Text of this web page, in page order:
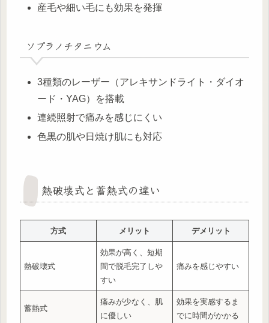
産毛や細い毛にも効果を発揮
ソプラノチタニウム
3種類のレーザー（アレキサンドライト・ダイオ
ード・YAG）を搭載
連続照射で痛みを感じにくい
色黒の肌や日焼け肌にも対応
熱破壊式と蓄熱式の違い
方式 メリット デメリット
熱破壊式
効果が高く、短期
間で脱毛完了しや
すい
痛みを感じやすい
蓄熱式
痛みが少なく、肌
に優しい
効果を実感するま
でに時間がかかる